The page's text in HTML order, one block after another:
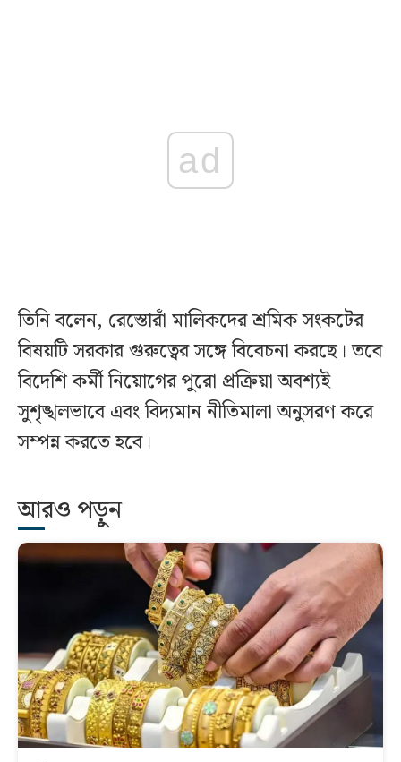
ad
তিনি বলেন, রেস্তোরাঁ মালিকদের শ্রমিক সংকটের
বিষয়টি সরকার গুরুত্বের সঙ্গে বিবেচনা করছে। তবে
বিদেশি কর্মী নিয়োগের পুরো প্রক্রিয়া অবশ্যই
সুশৃঙ্খলভাবে এবং বিদ্যমান নীতিমালা অনুসরণ করে
সম্পন্ন করতে হবে।
আরও পড়ুন